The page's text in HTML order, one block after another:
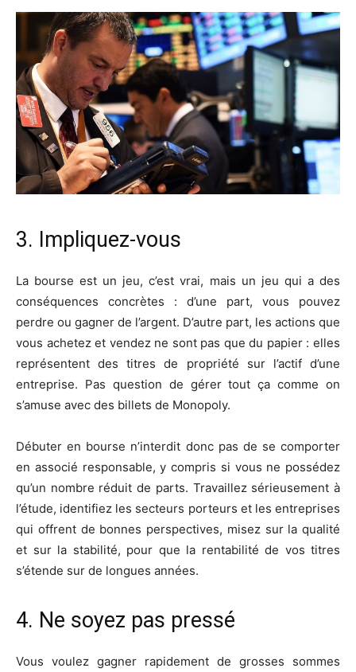
3. Impliquez-vous
La bourse est un jeu, c’est vrai, mais un jeu qui a des
conséquences concrètes : d’une part, vous pouvez
perdre ou gagner de l’argent. D’autre part, les actions que
vous achetez et vendez ne sont pas que du papier : elles
représentent des titres de propriété sur l’actif d’une
entreprise. Pas question de gérer tout ça comme on
s’amuse avec des billets de Monopoly.
Débuter en bourse n’interdit donc pas de se comporter
en associé responsable, y compris si vous ne possédez
qu’un nombre réduit de parts. Travaillez sérieusement à
l’étude, identifiez les secteurs porteurs et les entreprises
qui offrent de bonnes perspectives, misez sur la qualité
et sur la stabilité, pour que la rentabilité de vos titres
s’étende sur de longues années.
4. Ne soyez pas pressé
Vous voulez gagner rapidement de grosses sommes